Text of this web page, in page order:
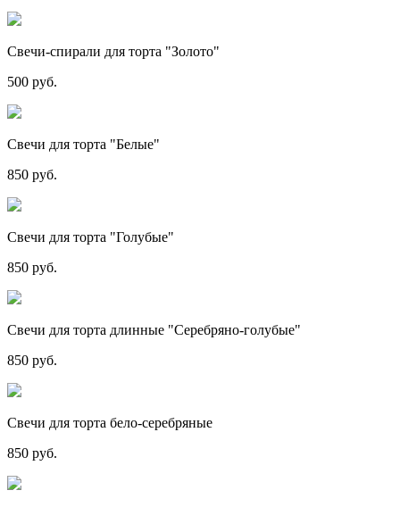
Свечи-спирали для торта "Золото"
500 руб.
Свечи для торта "Белые"
850 руб.
Свечи для торта "Голубые"
850 руб.
Свечи для торта длинные "Серебряно-голубые"
850 руб.
Свечи для торта бело-серебряные
850 руб.